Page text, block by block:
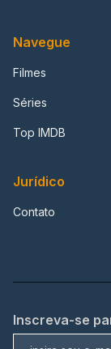
Navegue
Filmes
Séries
Top IMDB
Jurídico
Contato
Inscreva-se